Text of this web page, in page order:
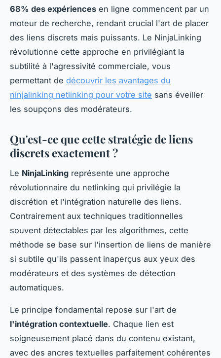
68% des expériences en ligne commencent par un
moteur de recherche, rendant crucial l'art de placer
des liens discrets mais puissants. Le NinjaLinking
révolutionne cette approche en privilégiant la
subtilité à l'agressivité commerciale, vous
permettant de découvrir les avantages du
ninjalinking netlinking pour votre site sans éveiller
les soupçons des modérateurs.
Qu'est-ce que cette stratégie de liens
discrets exactement ?
Le NinjaLinking représente une approche
révolutionnaire du netlinking qui privilégie la
discrétion et l'intégration naturelle des liens.
Contrairement aux techniques traditionnelles
souvent détectables par les algorithmes, cette
méthode se base sur l'insertion de liens de manière
si subtile qu'ils passent inaperçus aux yeux des
modérateurs et des systèmes de détection
automatiques.
Le principe fondamental repose sur l'art de
l'intégration contextuelle. Chaque lien est
soigneusement placé dans du contenu existant,
avec des ancres textuelles parfaitement cohérentes